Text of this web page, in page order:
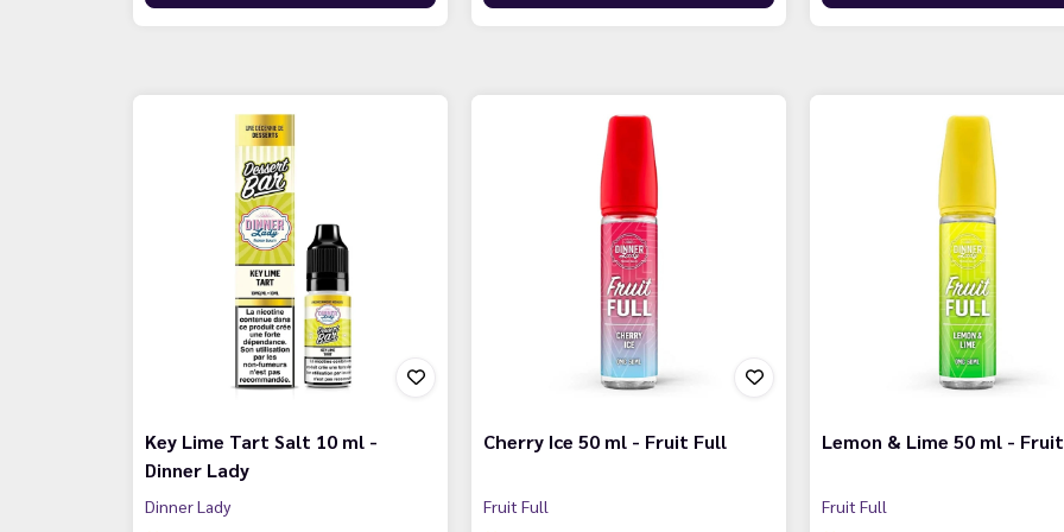
Key Lime Tart Salt 10 ml -
Dinner Lady
Dinner Lady
Cherry Ice 50 ml - Fruit Full
Fruit Full
Lemon & Lime 50 ml -
Fruit Full